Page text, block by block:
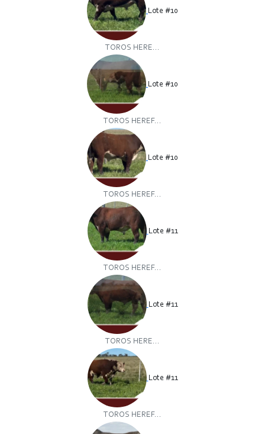
Lote #10
TOROS HERE...
Lote #10
TOROS HEREF...
Lote #10
TOROS HEREF...
Lote #11
TOROS HEREF...
Lote #11
TOROS HERE...
Lote #11
TOROS HEREF...